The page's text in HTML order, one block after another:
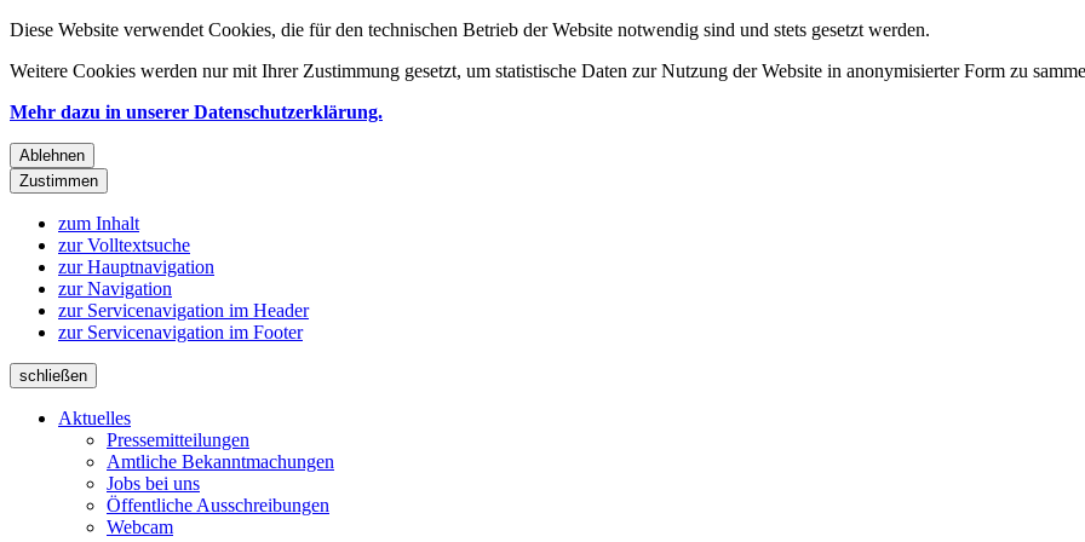
Diese Website verwendet Cookies, die für den technischen Betrieb der Website notwendig sind und stets gesetzt werden.
Weitere Cookies werden nur mit Ihrer Zustimmung gesetzt, um statistische Daten zur Nutzung der Website in anonymisierter Form zu
Mehr dazu in unserer Datenschutzerklärung.
Ablehnen
Zustimmen
zum Inhalt
zur Volltextsuche
zur Hauptnavigation
zur Navigation
zur Servicenavigation im Header
zur Servicenavigation im Footer
schließen
Aktuelles
Pressemitteilungen
Amtliche Bekanntmachungen
Jobs bei uns
Öffentliche Ausschreibungen
Webcam